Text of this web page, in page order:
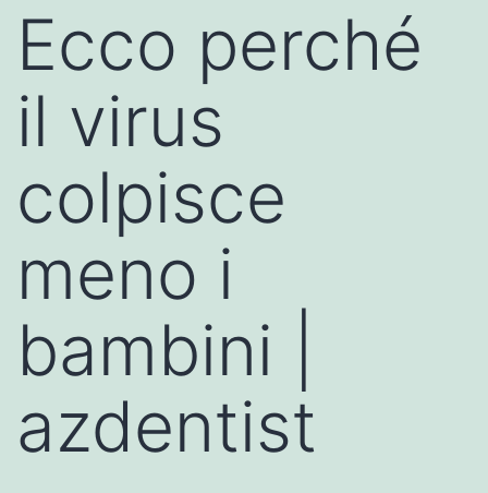
Ecco perché
il virus
colpisce
meno i
bambini |
azdentist